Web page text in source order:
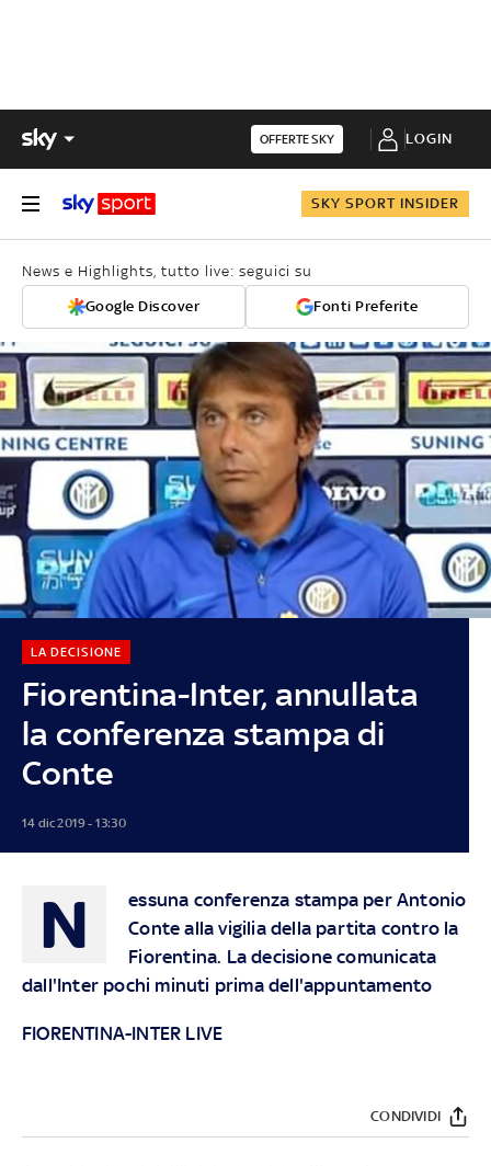
OFFERTE SKY LOGIN
SKY SPORT INSIDER
News e Highlights, tutto live: seguici su
Google Discover Fonti Preferite
Fiorentina-Inter, annullata
la conferenza stampa di
Conte
LA DECISIONE
14 dic 2019 - 13:30
N
essuna conferenza stampa per Antonio
Conte alla vigilia della partita contro la
Fiorentina. La decisione comunicata
dall'Inter pochi minuti prima dell'appuntamento
FIORENTINA-INTER LIVE
CONDIVIDI